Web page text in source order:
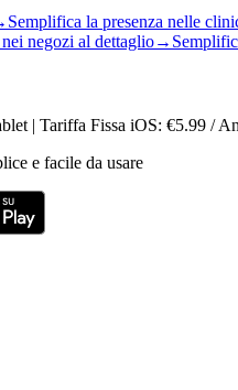
Semplifica la presenza nelle
negozi al dettaglio→
| Tariffa Fissa iOS: €5.99 /
e facile da usare